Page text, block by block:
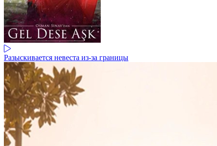
Разыскивается невеста из-за границы